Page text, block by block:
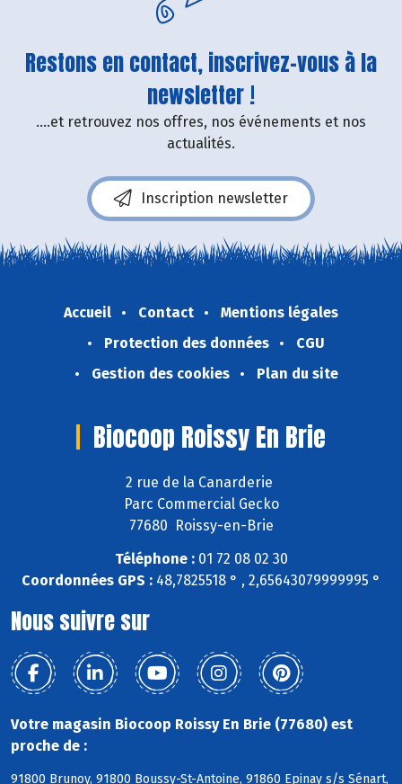
Restons en contact, inscrivez-vous à la
newsletter !
....et retrouvez nos offres, nos événements et nos
actualités.
Inscription newsletter
Accueil Contact
Mentions légales
Protection des données
CGU
Gestion des cookies
Plan du site
Biocoop Roissy En Brie
2 rue de la Canarderie
Parc Commercial Gecko
77680 Roissy-en-Brie
Téléphone :01 72 08 02 30
Coordonnées GPS : 48,7825518 ° , 2,65643079999995 °
Nous suivre sur
Votre magasin Biocoop Roissy En Brie (77680) est
proche de :
91800 Brunoy, 91800 Boussy-St-Antoine, 91860 Epinay s/s Sénart,